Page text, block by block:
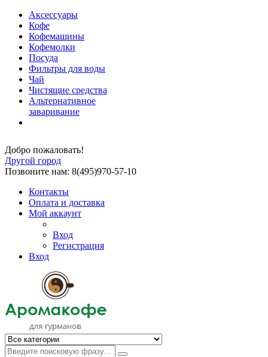
Аксессуары
Кофе
Кофемашины
Кофемолки
Посуда
Фильтры для воды
Чай
Чистящие средства
Альтернативное
заваривание
Добро пожаловать!
Другой город
Позвоните нам: 8(495)970-57-10
Контакты
Оплата и доставка
Мой аккаунт
Вход
Регистрация
Вход